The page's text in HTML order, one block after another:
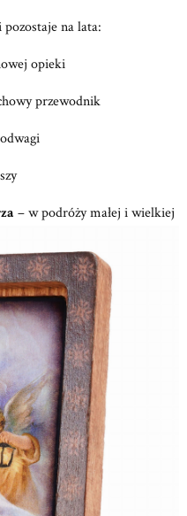
na lata:
opieki
przewodnik
– w podróży małej i wielkiej